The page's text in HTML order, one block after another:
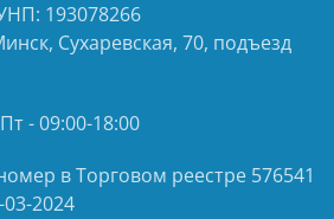
193078266
Сухаревская, 70, подъезд
- 09:00-18:00
в Торговом реестре 576541
2024